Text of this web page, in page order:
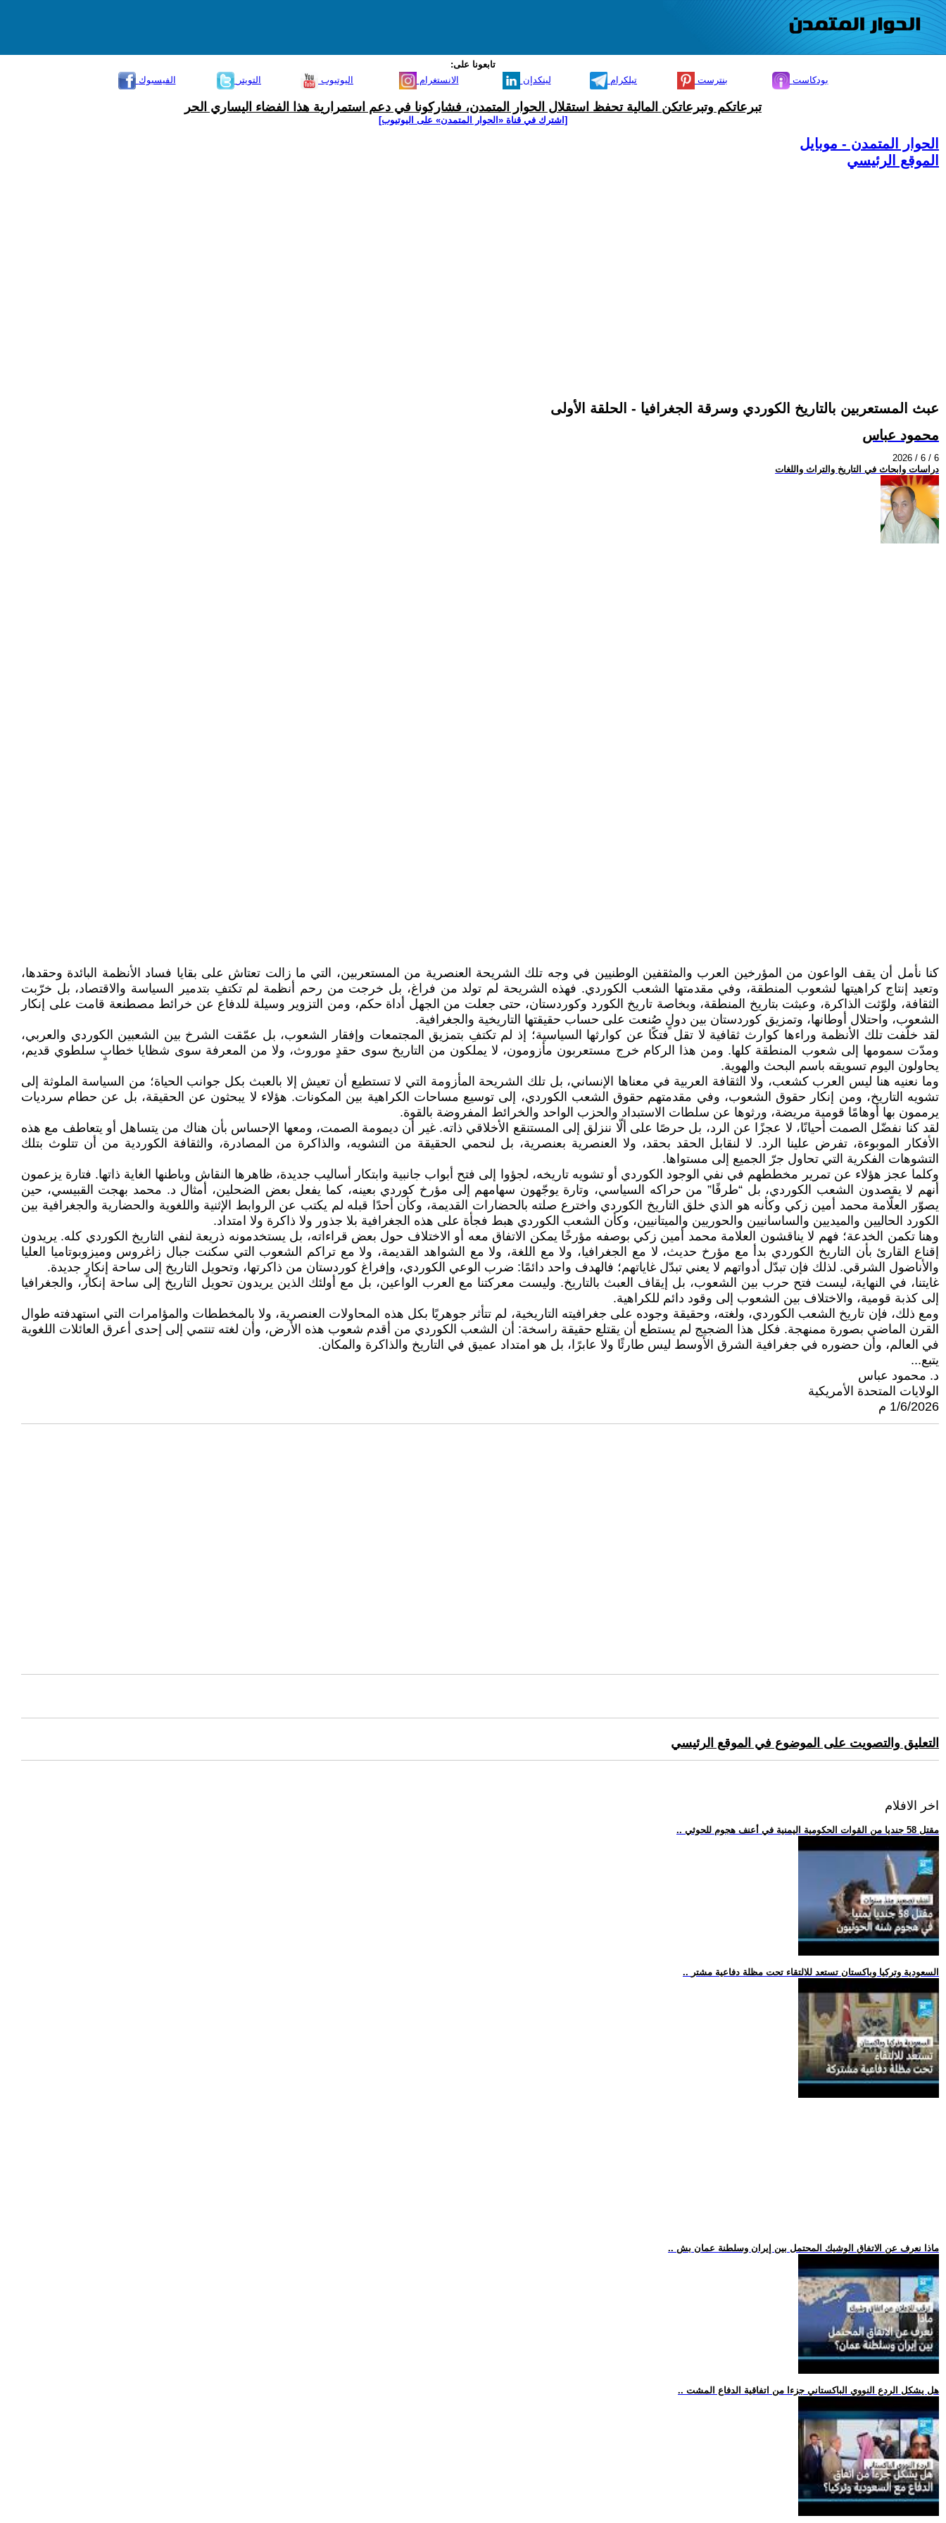
تابعونا على:
الفيسبوك
التويتر اليوتيوب الانستغرام لينكدإن تيلكرام بنترست بودكاست
تبرعاتكم وتبرعاتكن المالية تحفظ استقلال الحوار المتمدن، فشاركونا في دعم استمرارية هذا الفضاء اليساري الحر
[اشترك في قناة ‫«الحوار المتمدن» على اليوتيوب]
الحوار المتمدن - موبايل
الموقع الرئيسي
عبث المستعربين بالتاريخ الكوردي وسرقة الجغرافيا - الحلقة الأولى
محمود عباس
2026 / 6 / 6
دراسات وابحاث في التاريخ والتراث واللغات
كنا نأمل أن يقف الواعون من المؤرخين العرب والمثقفين الوطنيين في وجه تلك الشريحة العنصرية من المستعربين، التي ما زالت تعتاش على بقايا فساد الأنظمة البائدة وحقدها،
وتعيد إنتاج كراهيتها لشعوب المنطقة، وفي مقدمتها الشعب الكوردي. فهذه الشريحة لم تولد من فراغ، بل خرجت من رحم أنظمة لم تكتفِ بتدمير السياسة والاقتصاد، بل خرّبت
الثقافة، ولوّثت الذاكرة، وعبثت بتاريخ المنطقة، وبخاصة تاريخ الكورد وكوردستان، حتى جعلت من الجهل أداة حكم، ومن التزوير وسيلة للدفاع عن خرائط مصطنعة قامت على إنكار
الشعوب، واحتلال أوطانها، وتمزيق كوردستان بين دولٍ صُنعت على حساب حقيقتها التاريخية والجغرافية.
لقد خلّفت تلك الأنظمة وراءها كوارث ثقافية لا تقل فتكًا عن كوارثها السياسية؛ إذ لم تكتفِ بتمزيق المجتمعات وإفقار الشعوب، بل عمّقت الشرخ بين الشعبين الكوردي والعربي،
ومدّت سمومها إلى شعوب المنطقة كلها. ومن هذا الركام خرج مستعربون مأزومون، لا يملكون من التاريخ سوى حقدٍ موروث، ولا من المعرفة سوى شظايا خطابٍ سلطوي قديم،
يحاولون اليوم تسويقه باسم البحث والهوية.
وما نعنيه هنا ليس العرب كشعب، ولا الثقافة العربية في معناها الإنساني، بل تلك الشريحة المأزومة التي لا تستطيع أن تعيش إلا بالعبث بكل جوانب الحياة؛ من السياسة الملوثة إلى
تشويه التاريخ، ومن إنكار حقوق الشعوب، وفي مقدمتهم حقوق الشعب الكوردي، إلى توسيع مساحات الكراهية بين المكونات. هؤلاء لا يبحثون عن الحقيقة، بل عن حطام سرديات
يرممون بها أوهامًا قومية مريضة، ورثوها عن سلطات الاستبداد والحزب الواحد والخرائط المفروضة بالقوة.
لقد كنا نفضّل الصمت أحيانًا، لا عجزًا عن الرد، بل حرصًا على ألّا ننزلق إلى المستنقع الأخلاقي ذاته. غير أن ديمومة الصمت، ومعها الإحساس بأن هناك من يتساهل أو يتعاطف مع هذه
الأفكار الموبوءة، تفرض علينا الرد. لا لنقابل الحقد بحقد، ولا العنصرية بعنصرية، بل لنحمي الحقيقة من التشويه، والذاكرة من المصادرة، والثقافة الكوردية من أن تتلوث بتلك
التشوهات الفكرية التي تحاول جرّ الجميع إلى مستواها.
وكلما عجز هؤلاء عن تمرير مخططهم في نفي الوجود الكوردي أو تشويه تاريخه، لجؤوا إلى فتح أبواب جانبية وابتكار أساليب جديدة، ظاهرها النقاش وباطنها الغاية ذاتها. فتارة يزعمون
أنهم لا يقصدون الشعب الكوردي، بل “طرفًا” من حراكه السياسي، وتارة يوجّهون سهامهم إلى مؤرخ كوردي بعينه، كما يفعل بعض الضحلين، أمثال د. محمد بهجت القبيسي، حين
يصوّر العلّامة محمد أمين زكي وكأنه هو الذي خلق التاريخ الكوردي واخترع صلته بالحضارات القديمة، وكأن أحدًا قبله لم يكتب عن الروابط الإثنية واللغوية والحضارية والجغرافية بين
الكورد الحاليين والميديين والساسانيين والحوريين والميتانيين، وكأن الشعب الكوردي هبط فجأة على هذه الجغرافية بلا جذور ولا ذاكرة ولا امتداد.
وهنا تكمن الخدعة؛ فهم لا يناقشون العلامة محمد أمين زكي بوصفه مؤرخًا يمكن الاتفاق معه أو الاختلاف حول بعض قراءاته، بل يستخدمونه ذريعة لنفي التاريخ الكوردي كله. يريدون
إقناع القارئ بأن التاريخ الكوردي بدأ مع مؤرخ حديث، لا مع الجغرافيا، ولا مع اللغة، ولا مع الشواهد القديمة، ولا مع تراكم الشعوب التي سكنت جبال زاغروس وميزوبوتاميا العليا
والأناضول الشرقي. لذلك فإن تبدّل أدواتهم لا يعني تبدّل غاياتهم؛ فالهدف واحد دائمًا: ضرب الوعي الكوردي، وإفراغ كوردستان من ذاكرتها، وتحويل التاريخ إلى ساحة إنكارٍ جديدة.
غايتنا، في النهاية، ليست فتح حرب بين الشعوب، بل إيقاف العبث بالتاريخ. وليست معركتنا مع العرب الواعين، بل مع أولئك الذين يريدون تحويل التاريخ إلى ساحة إنكار، والجغرافيا
إلى كذبة قومية، والاختلاف بين الشعوب إلى وقود دائم للكراهية.
ومع ذلك، فإن تاريخ الشعب الكوردي، ولغته، وحقيقة وجوده على جغرافيته التاريخية، لم تتأثر جوهريًا بكل هذه المحاولات العنصرية، ولا بالمخططات والمؤامرات التي استهدفته طوال
القرن الماضي بصورة ممنهجة. فكل هذا الضجيج لم يستطع أن يقتلع حقيقة راسخة: أن الشعب الكوردي من أقدم شعوب هذه الأرض، وأن لغته تنتمي إلى إحدى أعرق العائلات اللغوية
في العالم، وأن حضوره في جغرافية الشرق الأوسط ليس طارئًا ولا عابرًا، بل هو امتداد عميق في التاريخ والذاكرة والمكان.
يتبع...
د. محمود عباس
الولايات المتحدة الأمريكية
1/6/2026 م
التعليق والتصويت على الموضوع في الموقع الرئيسي
اخر الافلام
.. مقتل 58 جنديا من القوات الحكومية اليمنية في أعنف هجوم للحوثي
.. السعودية وتركيا وباكستان تستعد للالتقاء تحت مظلة دفاعية مشتر
.. ماذا نعرف عن الاتفاق الوشيك المحتمل بين إيران وسلطنة عمان بش
.. هل يشكل الردع النووي الباكستاني جزءا من اتفاقية الدفاع المشت